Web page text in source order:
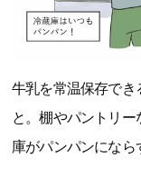
牛乳を常温保存でき
と。棚やパントリ
庫がパンパンになら